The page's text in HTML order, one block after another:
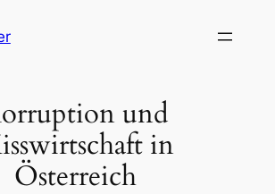
und
in
Österreich